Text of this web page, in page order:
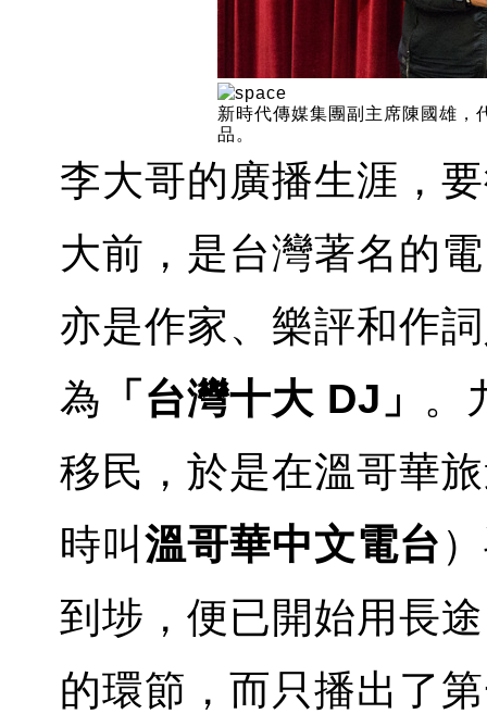
新時代傳媒集團副主席陳國雄，
品。
李大哥的廣播生涯，
大前，是台灣著名的
亦是作家、樂評和作
為 「台灣十大 DJ」 。
移民，於是在溫哥華
時叫 溫哥華中文電台
到埗，便已開始用長
的環節，而只播出了